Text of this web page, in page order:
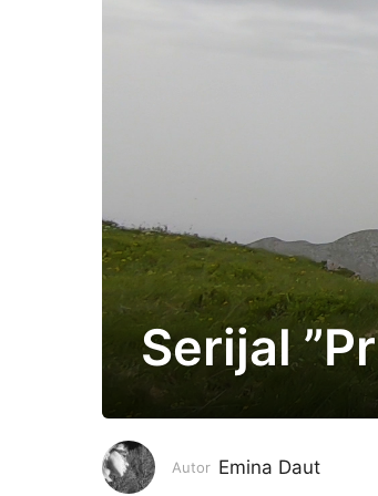
4
g
o
d
i
n
Serijal
Autor Emina Daut